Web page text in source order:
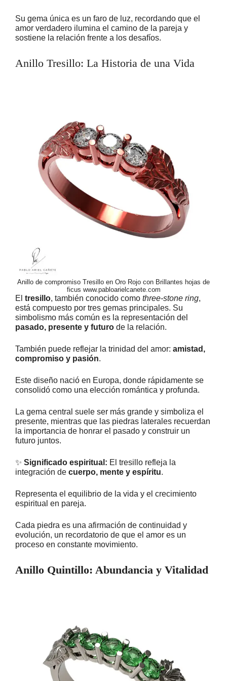
Su gema única es un faro de luz, recordando que el
amor verdadero ilumina el camino de la pareja y
sostiene la relación frente a los desafíos.
Anillo Tresillo: La Historia de una Vida
Anillo de compromiso Tresillo en Oro Rojo con Brillantes hojas de
ficus www.pabloarielcanete.com
El tresillo, también conocido como three-stone ring,
está compuesto por tres gemas principales. Su
simbolismo más común es la representación del
pasado, presente y futuro de la relación.
También puede reflejar la trinidad del amor: amistad,
compromiso y pasión.
Este diseño nació en Europa, donde rápidamente se
consolidó como una elección romántica y profunda.
La gema central suele ser más grande y simboliza el
presente, mientras que las piedras laterales recuerdan
la importancia de honrar el pasado y construir un
futuro juntos.
✨ Significado espiritual: El tresillo refleja la
integración de cuerpo, mente y espíritu.
Representa el equilibrio de la vida y el crecimiento
espiritual en pareja.
Cada piedra es una afirmación de continuidad y
evolución, un recordatorio de que el amor es un
proceso en constante movimiento.
Anillo Quintillo: Abundancia y Vitalidad